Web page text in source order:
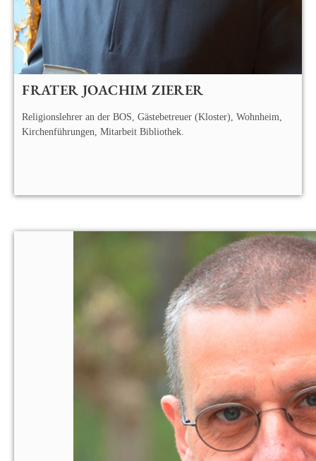
FRATER JOACHIM ZIERER
Religionslehrer an der BOS, Gästebetreuer (Kloster), Wohnheim,
Kirchenführungen, Mitarbeit Bibliothek.